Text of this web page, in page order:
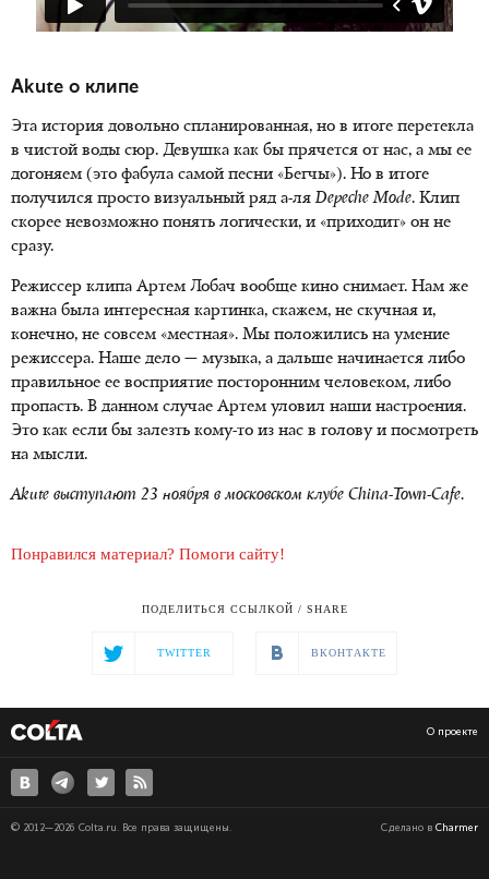
Akute о клипе
Эта история довольно спланированная, но в итоге перетекла
в чистой воды сюр. Девушка как бы прячется от нас, а мы ее
догоняем (это фабула самой песни «Бегчы»). Но в итоге
получился просто визуальный ряд а-ляDepecheMode. Клип
скорее невозможно понять логически, и «приходит» он не
сразу.
Режиссер клипа Артем Лобач вообще кино снимает. Нам же
важна была интересная картинка, скажем, не скучная и,
конечно, не совсем «местная». Мы положились на умение
режиссера. Наше дело — музыка, а дальше начинается либо
правильное ее восприятие посторонним человеком, либо
пропасть. В данном случае Артем уловил наши настроения.
Это как если бы залезть кому-то из нас в голову и посмотреть
на мысли.
Akute выступают 23 ноября в московском клубе China-Town-Cafe.
Понравился материал? Помоги сайту!
ПОДЕЛИТЬСЯ ССЫЛКОЙ / SHARE
TWITTER ВКОНТАКТЕ
О проекте
© 2012—2026 Colta.ru. Все права защищены. Сделано в Charmer